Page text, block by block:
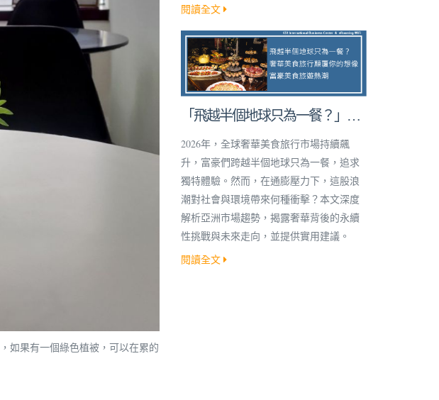
如果有一個綠色植被，可以在累的
閱讀全文
「飛越半個地球只為一餐？」奢
華美食旅行顛覆你的想像！
2026年，全球奢華美食旅行市場持續飆
升，富豪們跨越半個地球只為一餐，追求
獨特體驗。然而，在通膨壓力下，這股浪
潮對社會與環境帶來何種衝擊？本文深度
解析亞洲市場趨勢，揭露奢華背後的永續
性挑戰與未來走向，並提供實用建議。
閱讀全文